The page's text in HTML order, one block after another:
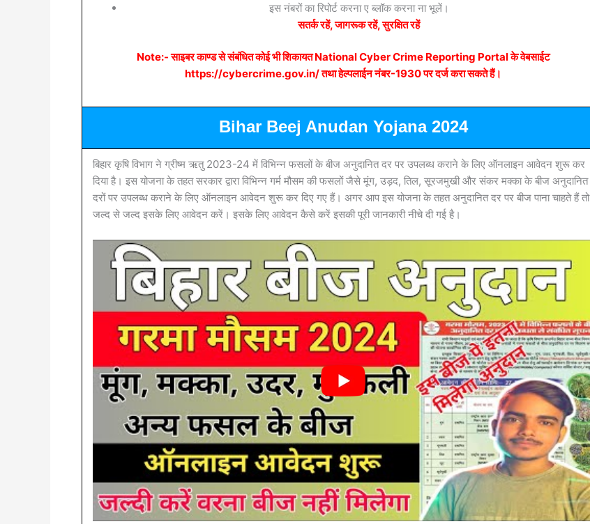
इस नंबरों का रिपोर्ट करना ए ब्लॉक करना ना भूलें।
सतर्क रहें, जागरूक रहें, सुरक्षित रहें
Note:- साइबर काण्ड से संबंधित कोई भी शिकायत National Cyber Crime Reporting Portal के वेबसाईट
https://cybercrime.gov.in/ तथा हेल्पलाईन नंबर-1930 पर दर्ज करा सकते हैं।
Bihar Beej Anudan Yojana 2024
बिहार कृषि विभाग ने ग्रीष्म ऋतु 2023-24 में विभिन्न फसलों के बीज अनुदानित दर पर उपलब्ध कराने के लिए ऑनलाइन आवेदन शुरू कर
दिया है। इस योजना के तहत सरकार द्वारा विभिन्न गर्म मौसम की फसलों जैसे मूंग, उड़द, तिल, सूरजमुखी और संकर मक्का के बीज अनुदानित
दरों पर उपलब्ध कराने के लिए ऑनलाइन आवेदन शुरू कर दिए गए हैं। अगर आप इस योजना के तहत अनुदानित दर पर बीज पाना चाहते हैं तो
जल्द से जल्द इसके लिए आवेदन करें। इसके लिए आवेदन कैसे करें इसकी पूरी जानकारी नीचे दी गई है।